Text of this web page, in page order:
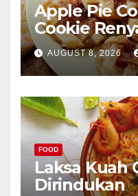
Apple Pie
Cookie
AUGUST 8, 2026
FOOD
Laksa Kuah
Dirindukan